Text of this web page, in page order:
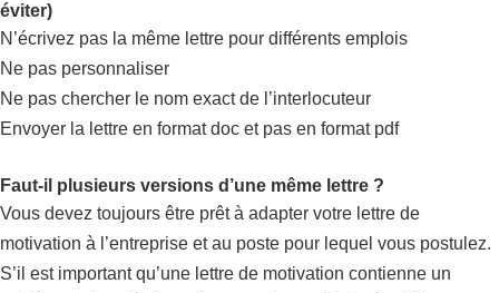
éviter)
N’écrivez pas la même lettre pour différents emplois
Ne pas personnaliser
Ne pas chercher le nom exact de l’interlocuteur
Envoyer la lettre en format doc et pas en format pdf
Faut-il plusieurs versions d’une même lettre ?
Vous devez toujours être prêt à adapter votre lettre de
motivation à l’entreprise et au poste pour lequel vous postulez.
S’il est important qu’une lettre de motivation contienne un